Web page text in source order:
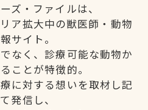
ズ・ファイルは、
ア拡大中の獣医師・動物
サイト。
なく、診療可能な動物か
ことが特徴的。
に対する想いを取材し記
発信し、